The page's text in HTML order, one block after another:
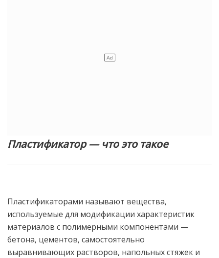
Пластификатор — что это такое
Пластификаторами называют вещества,
используемые для модификации характеристик
материалов с полимерными компонентами —
бетона, цементов, самостоятельно
выравнивающих растворов, напольных стяжек и